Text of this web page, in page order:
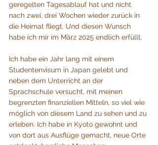
geregelten Tagesablauf hat und nicht
nach zwei, drei Wochen wieder zurück in
die Heimat fliegt. Und diesen Wunsch
habe ich mir im März 2025 endlich erfüllt.
Ich habe ein Jahr lang mit einem
Studentenvisum in Japan gelebt und
neben dem Unterricht an der
Sprachschule versucht, mit meinen
begrenzten finanziellen Mitteln, so viel wie
möglich von diesem Land zu sehen und zu
erleben. Ich habe in Kyoto gewohnt und
von dort aus Ausflüge gemacht, neue Orte